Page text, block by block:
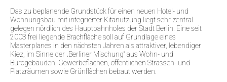
Das zu beplanende Grundstück für einen neuen Hotel- und
Wohnungsbau mit integrierter Kitanutzung liegt sehr zentral
gelegen nördlich des Hauptbahnhofes der Stadt Berlin. Eine seit
2003 frei liegende Brachfläche soll auf Grundlage eines
Masterplanes in den nächsten Jahren als attraktiver, lebendiger
Kiez, im Sinne der „Berliner Mischung“ aus Wohn- und
Bürogebäuden, Gewerbeflächen, öffentlichen Strassen- und
Platzräumen sowie Grünflächen bebaut werden.